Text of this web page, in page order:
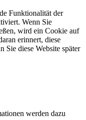
Funktionalität der
Wenn Sie
wird ein Cookie auf
erinnert, diese
Sie diese Website später
werden dazu